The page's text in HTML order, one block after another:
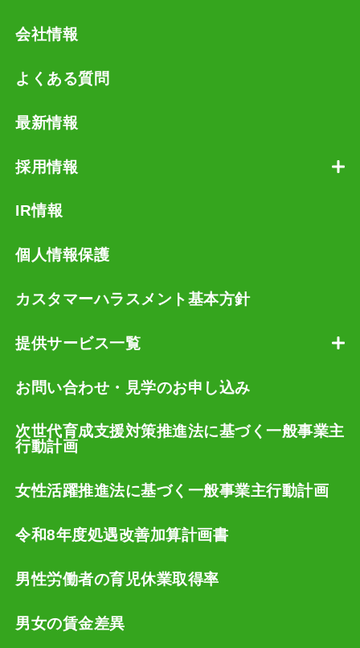
会社情報
よくある質問
最新情報
採用情報
IR情報
個人情報保護
カスタマーハラスメント基本方針
提供サービス一覧
お問い合わせ・見学のお申し込み
次世代育成支援対策推進法に基づく一般事業主
行動計画
女性活躍推進法に基づく一般事業主行動計画
令和8年度処遇改善加算計画書
男性労働者の育児休業取得率
男女の賃金差異